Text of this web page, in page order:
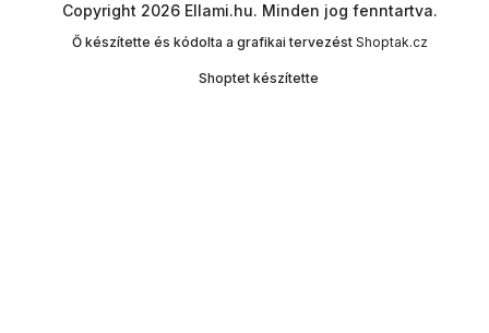
Shoptet készítette
Copyright 2026 Ellami.hu. Minden jog fenntartva.
Ő készítette és kódolta a grafikai tervezést Shoptak.cz